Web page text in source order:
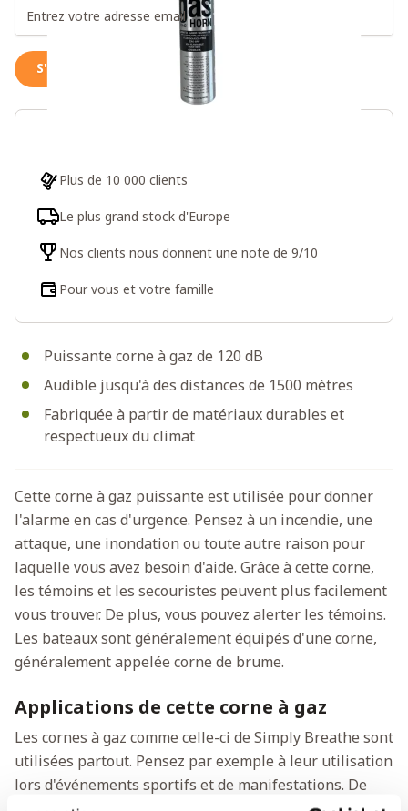
S'inscrire
Puissante corne à gaz de 120 dB
Audible jusqu'à des distances de 1500 mètres
Fabriquée à partir de matériaux durables et
respectueux du climat
Plus de 10 000 clients
Le plus grand stock d'Europe
Nos clients nous donnent une note de 9/10
Pour vous et votre famille
Cette corne à gaz puissante est utilisée pour donner
l'alarme en cas d'urgence. Pensez à un incendie, une
attaque, une inondation ou toute autre raison pour
laquelle vous avez besoin d'aide. Grâce à cette corne,
les témoins et les secouristes peuvent plus facilement
vous trouver. De plus, vous pouvez alerter les témoins.
Les bateaux sont généralement équipés d'une corne,
généralement appelée corne de brume.
Applications de cette corne à gaz
Les cornes à gaz comme celle-ci de Simply Breathe sont
utilisées partout. Pensez par exemple à leur utilisation
lors d'événements sportifs et de manifestations. De